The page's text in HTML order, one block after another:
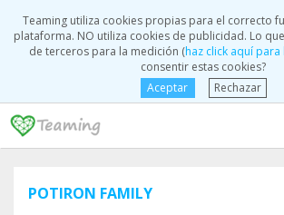
Teaming utiliza cookies propias para el correcto
plataforma. NO utiliza cookies de publicidad. Lo
de terceros para la medición (haz click aquí para
consentir estas cookies?
Aceptar
Rechazar
POTIRON FAMILY